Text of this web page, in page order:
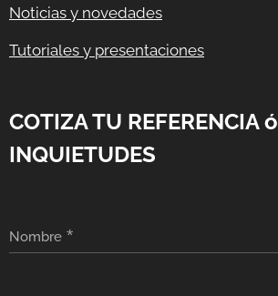
Noticias y novedades
Tutoriales y presentaciones
COTIZA TU REFERENCIA ó
INQUIETUDES
Nombre